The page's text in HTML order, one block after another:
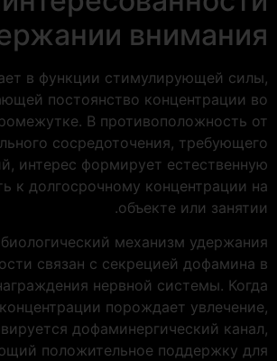
внимания
в функции стимулирующей силы,
постоянство концентрации во
В противоположность от
сосредоточения, требующего
интерес формирует естественную
к долгосрочному концентрации на
объекте или занятии.
механизм удержания
связан с секрецией дофамина в
нервной системы. Когда
порождает увлечение,
дофаминергический канал,
положительное поддержку для